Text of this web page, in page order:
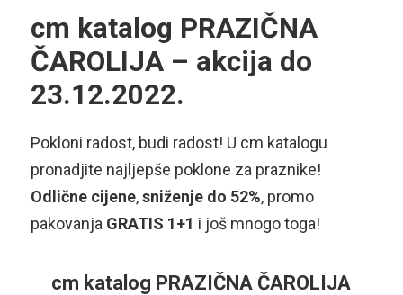
cm katalog PRAZIČNA
ČAROLIJA – akcija do
23.12.2022.
Pokloni radost, budi radost! U cm katalogu
pronadjite najljepše poklone za praznike!
Odlične cijene,sniženje do 52%, promo
pakovanja GRATIS 1+1 i još mnogo toga!
cm katalog PRAZIČNA ČAROLIJA